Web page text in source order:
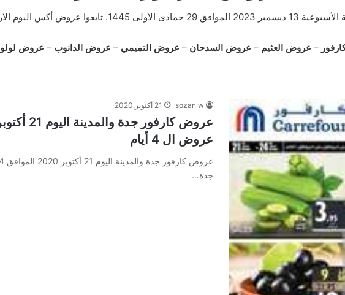
الاربعاء 13-12-2023 الموافق 29-5-1445
– عروض العثيم – عروض السدحان – عروض التميمي – عروض الدانوب – عروض لولو
sozan w 21 أكتوبر,2020
عروض ال 4 أيام
جدة…